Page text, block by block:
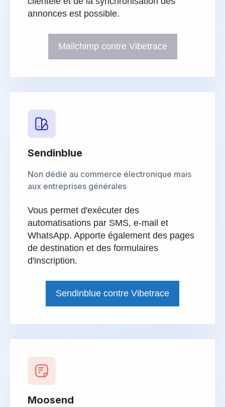
annonces est possible.
Mailchimp contre Vibetrace
Sendinblue
Non dédié au commerce électronique mais
aux entreprises générales
Vous permet d'exécuter des
automatisations par SMS, e-mail et
WhatsApp. Apporte également des pages
de destination et des formulaires
d'inscription.
Sendinblue contre Vibetrace
Moosend